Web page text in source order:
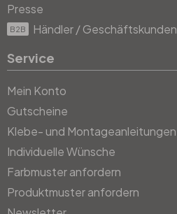
Presse
B2B Händler / Geschäftskunden
Service
Mein Konto
Gutscheine
Klebe- und Montageanleitungen
Individuelle Wünsche
Farbmuster anfordern
Produktmuster anfordern